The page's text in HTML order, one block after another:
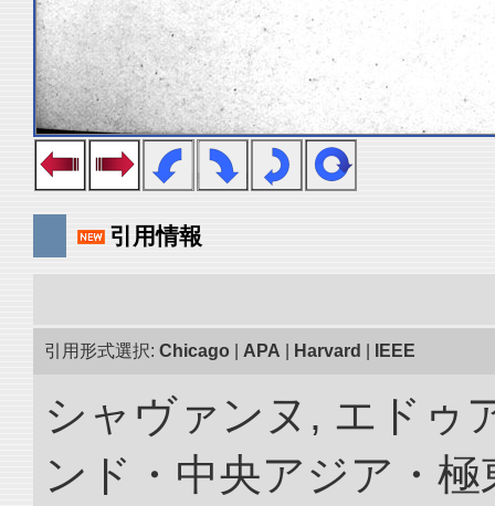
引用情報
引用形式選択: Chicago APA Harvard IEEE
シャヴァンヌ, エドゥ
ンド・中央アジア・